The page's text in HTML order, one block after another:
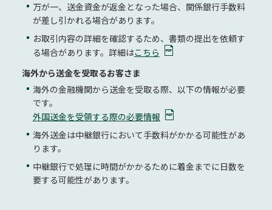
万が一、送金資金が返金となった場合、関係銀行手数料
が差し引かれる場合があります。
お取引内容の詳細を確認するため、書類の提出を依頼す
る場合があります。詳細はこちら
海外から送金を受取るお客さま
海外の金融機関から送金を受取る際、以下の情報が必要
です。
外国送金を受領する際の必要情報
海外送金は中継銀行において手数料がかかる可能性があ
ります。
中継銀行で処理に時間がかかるために着金までに日数を
要する可能性があります。